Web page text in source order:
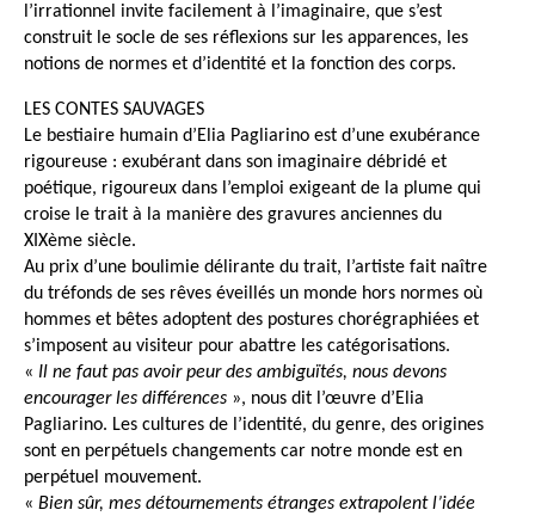
l’irrationnel invite facilement à l’imaginaire, que s’est
construit le socle de ses réflexions sur les apparences, les
notions de normes et d’identité et la fonction des corps.
LES CONTES SAUVAGES
Le bestiaire humain d’Elia Pagliarino est d’une exubérance
rigoureuse : exubérant dans son imaginaire débridé et
poétique, rigoureux dans l’emploi exigeant de la plume qui
croise le trait à la manière des gravures anciennes du
XIXème siècle.
Au prix d’une boulimie délirante du trait, l’artiste fait naître
du tréfonds de ses rêves éveillés un monde hors normes où
hommes et bêtes adoptent des postures chorégraphiées et
s’imposent au visiteur pour abattre les catégorisations.
« Il ne faut pas avoir peur des ambiguïtés, nous devons
encourager les différences », nous dit l’œuvre d’Elia
Pagliarino. Les cultures de l’identité, du genre, des origines
sont en perpétuels changements car notre monde est en
perpétuel mouvement.
« Bien sûr, mes détournements étranges extrapolent l’idée